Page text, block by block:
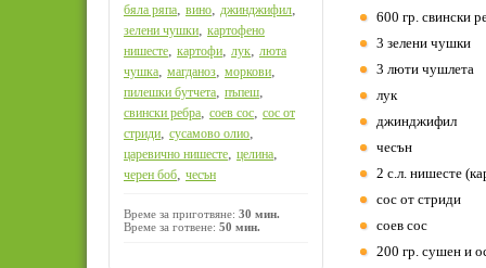
600 гр. свински
3 зелени чушки
3 люти чушлета
лук
джинджифил
чесън
2 с.л. нишесте
сос от стриди
соев сос
200 гр. сушен и
бяла ряпа, вино, джинджифил,
зелени чушки, картофено
нишесте, картофи, лук, люта
чушка, магданоз, моркови,
пилешки бутчета, пъпеш,
свински ребра, соев сос, сос от
стриди, сусамово олио,
царевично нишесте, целина,
черен боб, чесън
Време за приготвяне: 30 мин.
Време за готвене: 50 мин.